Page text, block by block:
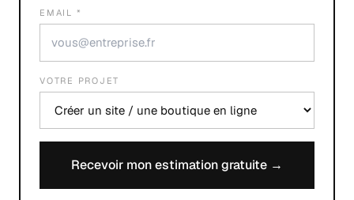
EMAIL *
VOTRE PROJET
Recevoir mon estimation gratuite →